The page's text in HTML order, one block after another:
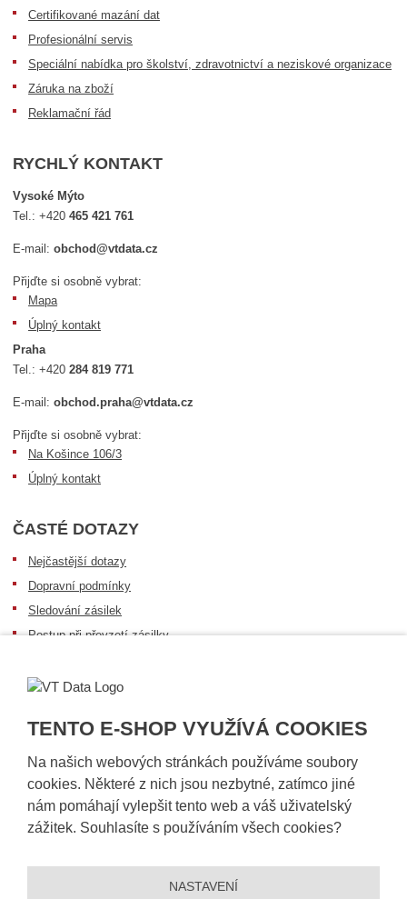
TENTO E-SHOP VYUŽÍVÁ COOKIES
Na našich webových stránkách používáme soubory
cookies. Některé z nich jsou nezbytné, zatímco jiné
nám pomáhají vylepšit tento web a váš uživatelský
zážitek. Souhlasíte s používáním všech cookies?
NASTAVENÍ
Certifikované mazání dat
Profesionální servis
Speciální nabídka pro školství, zdravotnictví a neziskové organizace
Záruka na zboží
Reklamační řád
RYCHLÝ KONTAKT
Vysoké Mýto
Tel.:+420465 421 761
E-mail:obchod@vtdata.cz
Přijďte si osobně vybrat:
Mapa
Úplný kontakt
Praha
Tel.:+420284 819 771
E-mail:obchod.praha@vtdata.cz
Přijďte si osobně vybrat:
Na Košince 106/3
Úplný kontakt
ČASTÉ DOTAZY
Nejčastější dotazy
Dopravní podmínky
Sledování zásilek
Postup při převzetí zásilky
Obecné informace